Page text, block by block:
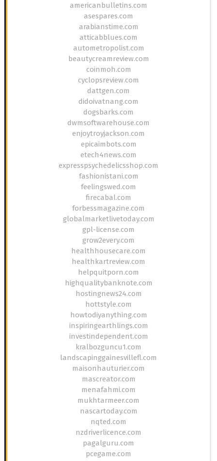
americanbulletins.com
asespares.com
arabianstime.com
atticabblues.com
autometropolist.com
beautycreamreview.com
coinmoh.com
cyclopsreview.com
dattgen.com
didoivatnang.com
dogsbarks.com
dwmsoftwarehouse.com
enjoytroyjackson.com
epicaimbots.com
etech4news.com
expresspsychedelicsshop.com
fashionistani.com
feelingswed.com
firecabal.com
forbessmagazine.com
globalmarketlivetoday.com
gpl-license.com
grow2every.com
healthhousecare.com
healthkartreview.com
helpquitporn.com
highqualitybanknote.com
hostingnews24.com
hottstyle.com
howtodiyanything.com
inspiringearthlings.com
investindependent.com
kralbozguncu1.com
landscapinggainesvillefl.com
maisonhauturier.com
mascreator.com
menafahmi.com
mukhtarmeer.com
nascartoday.com
nqted.com
nzdriverlicence.com
pagalguru.com
pcegame.com